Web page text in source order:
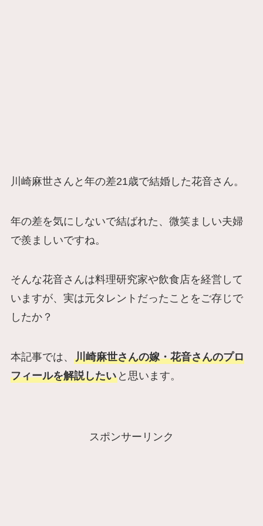
川崎麻世さんと年の差21歳で結婚した花音さん。
年の差を気にしないで結ばれた、微笑ましい夫婦
で羨ましいですね。
そんな花音さんは料理研究家や飲食店を経営して
いますが、実は元タレントだったことをご存じで
したか？
本記事では、 川崎麻世さんの嫁・花音さんのプロ
フィールを解説したいと思います。
スポンサーリンク